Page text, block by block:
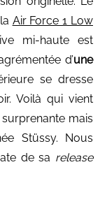
Air Force 1 Low
mi-haute est
d’une
se dresse
Voilà qui vient
mais
Stüssy. Nous
de sa release